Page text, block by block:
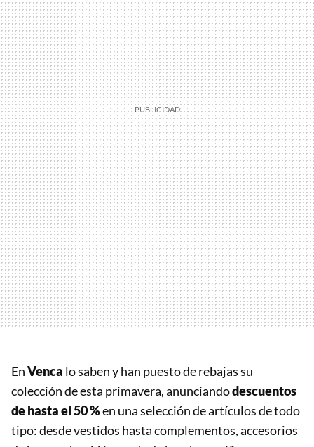
EnVenca lo saben y han puesto de rebajas su
colección de esta primavera, anunciandodescuentos
de hasta el 50 %en una selección de artículos de todo
tipo: desde vestidos hasta complementos, accesorios